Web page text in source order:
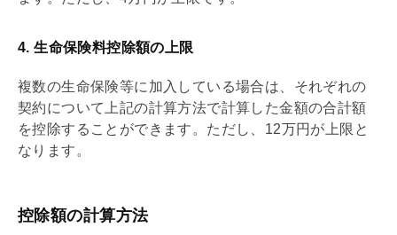
4. 生命保険料控除額の上限
複数の生命保険等に加入している場合は、それぞれの
契約について上記の計算方法で計算した金額の合計額
を控除することができます。ただし、12万円が上限と
なります。
控除額の計算方法